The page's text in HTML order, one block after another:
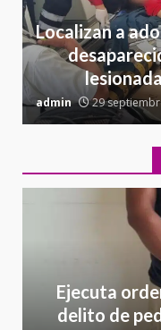
Localizan a
admin 29
Ejecuta
delito de